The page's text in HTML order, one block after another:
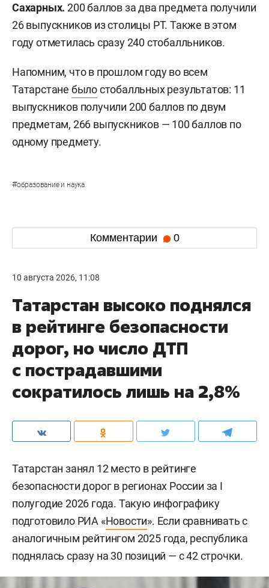
Сахарных. 200 баллов за два предмета получили
26 выпускников из столицы РТ. Также в этом
году отметилась сразу 240 стобалльников.
Напомним, что в прошлом году во всем
Татарстане былостобалльных результатов: 11
выпускников получили 200 баллов по двум
предметам, 266 выпускников — 100 баллов по
одному предмету.
#образование и наука
Комментарии 0
10 августа 2026, 11:08
Татарстан высоко поднялся
в рейтинге безопасности
дорог, но число ДТП
с пострадавшими
сократилось лишь на 2,8%
Татарстан занял 12 место в рейтинге
безопасности дорог в регионах России за I
полугодие 2026 года. Такую инфографику
подготовило РИА «Новости». Если сравнивать с
аналогичным рейтингом 2025 года, республика
поднялась сразу на 30 позиций — с 42 строчки.